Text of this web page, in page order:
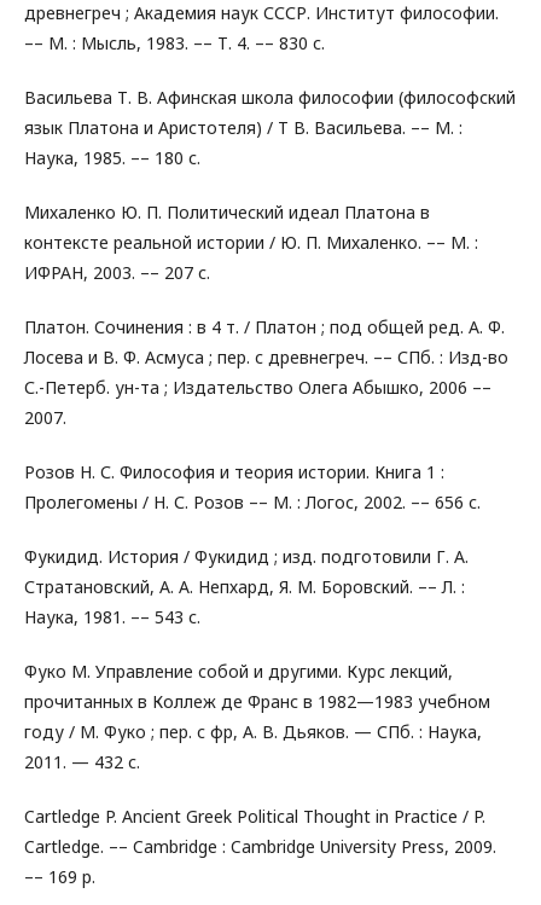
древнегреч ; Академия наук СССР. Институт философии.
–– М. : Мысль, 1983. –– Т. 4. –– 830 с.
Васильева Т. В. Афинская школа философии (философский
язык Платона и Аристотеля) / Т В. Васильева. –– М. :
Наука, 1985. –– 180 с.
Михаленко Ю. П. Политический идеал Платона в
контексте реальной истории / Ю. П. Михаленко. –– М. :
ИФРАН, 2003. –– 207 с.
Платон. Сочинения : в 4 т. / Платон ; под общей ред. А. Ф.
Лосева и B. Ф. Асмуса ; пер. с древнегреч. –– СПб. : Изд-во
С.-Петерб. ун-та ; Издательство Олега Абышко, 2006 ––
2007.
Розов Н. С. Философия и теория истории. Книга 1 :
Пролегомены / Н. С. Розов –– М. : Логос, 2002. –– 656 с.
Фукидид. История / Фукидид ; изд. подготовили Г. А.
Стратановский, А. А. Непхард, Я. М. Боровский. –– Л. :
Наука, 1981. –– 543 с.
Фуко М. Управление собой и другими. Курс лекций,
прочитанных в Коллеж де Франс в 1982—1983 учебном
году / М. Фуко ; пер. с фр, А. В. Дьяков. — СПб. : Наука,
2011. — 432 с.
Cartledge P. Ancient Greek Political Thought in Practice / P.
Cartledge. –– Cambridge : Cambridge University Press, 2009.
–– 169 p.